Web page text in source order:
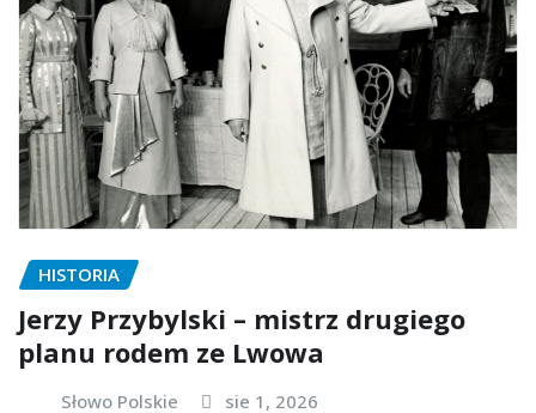
HISTORIA
Jerzy Przybylski – mistrz drugiego
planu rodem ze Lwowa
Słowo Polskie sie 1, 2026